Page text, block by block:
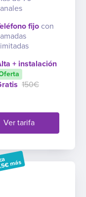
Ver tarifa
fijo con
+ instalación
150€
más